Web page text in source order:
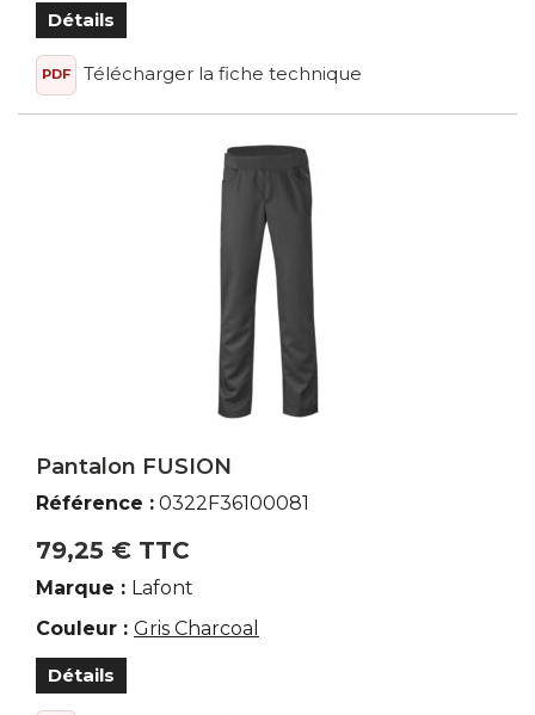
Détails
PDF Télécharger la fiche technique
Pantalon FUSION
Référence : 0322F36100081
79,25 € TTC
Marque : Lafont
Couleur : Gris Charcoal
Détails